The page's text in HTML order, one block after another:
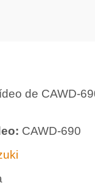
de CAWD-
CAWD-690